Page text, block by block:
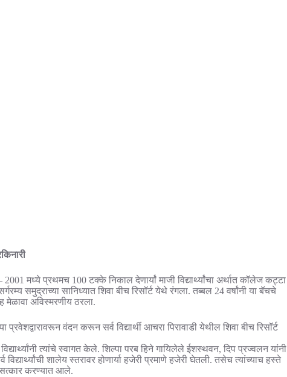
मध्ये प्रथमच 100 टक्के निकाल देणार्यां माजी विद्यार्थ्यांचा अर्थात कॉलेज कट्टा
समुद्राच्या सानिध्यात शिवा बीच रिसॉर्ट येथे रंगला. तब्बल 24 वर्षांनी या बॅचचे
मेळावा अविस्मरणीय ठरला.
वंदन करून सर्व विद्यार्थी आचरा पिरावाडी येथील शिवा बीच रिसॉर्ट
त्यांचे स्वागत केले. शिल्पा परब हिने गायिलेले ईशस्थवन, दिप प्रज्वलन यांनी
शालेय स्तरावर होणार्या हजेरी प्रमाणे हजेरी घेतली. तसेच त्यांच्याच हस्ते
सत्कार करण्यात आले.